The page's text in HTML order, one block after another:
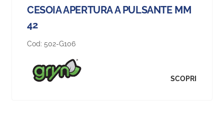
CESOIA APERTURA A PULSANTE MM
42
Cod: 502-G106
SCOPRI